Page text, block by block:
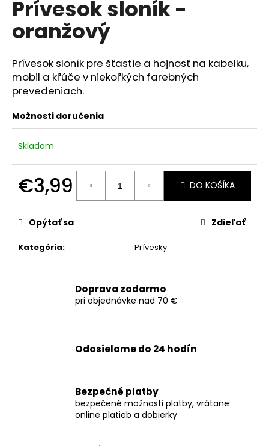
Prívesok sloník -
oranžový
Prívesok sloník pre šťastie a hojnosť na kabelku,
mobil a kľúče v niekoľkých farebných
prevedeniach.
Možnosti doručenia
Skladom
€3,99
cena:
DO KOŠÍKA
Kategória: Prívesky
Opýtať sa Zdieľať
Doprava zadarmo
pri objednávke nad 70 €
Odosielame do 24 hodín
Bezpečné platby
bezpečené možnosti platby, vrátane
online platieb a dobierky
á
j
ť
?
O
d
p